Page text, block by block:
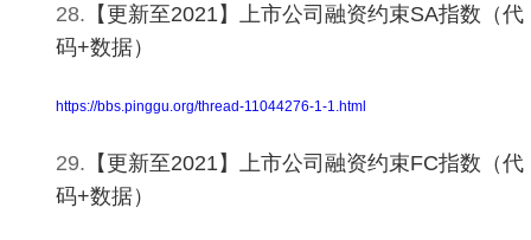
28. 【更新至2021】上市公司融资约束SA指数（代
码+数据）
https://bbs.pinggu.org/thread-11044276-1-1.html
29. 【更新至2021】上市公司融资约束FC指数（代
码+数据）